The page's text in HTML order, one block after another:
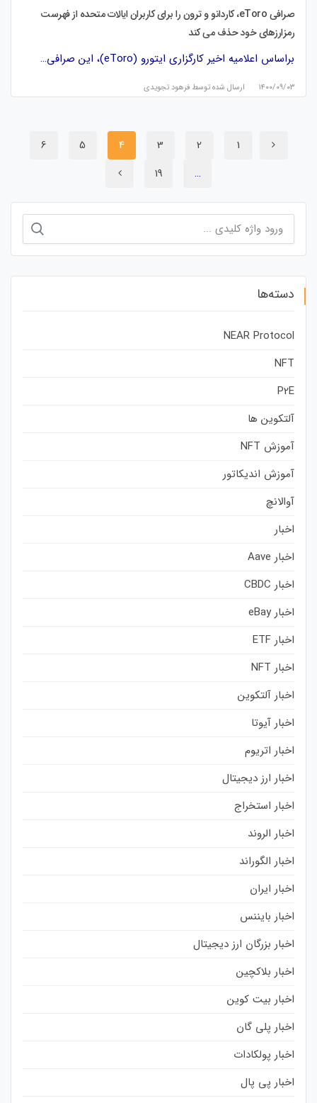
صرافی eToro، کاردانو و ترون را برای کاربران ایالات متحده از فهرست
رمزارزهای خود حذف می کند
براساس اعلامیه اخیر کارگزاری ایتورو (eToro)، این صرافی…
۱۴۰۰/۰۹/۰۳ ارسال شده توسط فرهود تجویدی
1
2
3
4
5
6
…
19
برای:
دسته‌ها
NEAR Protocol
NFT
P2E
آلتکوین ها
آموزش NFT
آموزش اندیکاتور
آوالانچ
اخبار
اخبار Aave
اخبار CBDC
اخبار eBay
اخبار ETF
اخبار NFT
اخبار آلتکوین
اخبار آیوتا
اخبار اتریوم
اخبار ارز دیجیتال
اخبار استخراج
اخبار الروند
اخبار الگوراند
اخبار ایران
اخبار بایننس
اخبار بزرگان ارز دیجیتال
اخبار بلاکچین
اخبار بیت کوین
اخبار پلی گان
اخبار پولکادات
اخبار پی پال